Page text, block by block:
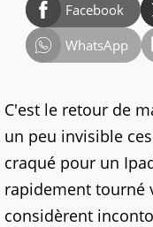
Facebook
WhatsApp
C'est le retour de
un peu invisible
craqué pour un
rapidement tourné
considèrent